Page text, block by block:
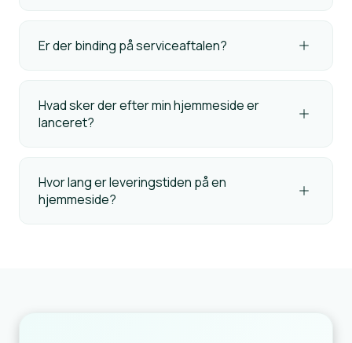
Er der binding på serviceaftalen?
Hvad sker der efter min hjemmeside er
lanceret?
Hvor lang er leveringstiden på en
hjemmeside?